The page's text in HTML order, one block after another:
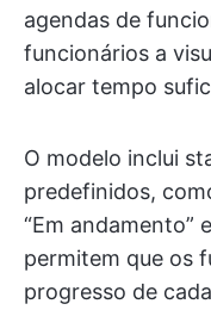
agendas de
funcionários a
alocar tempo
O modelo inclui
predefinidos,
“Em andamento”
permitem que os
progresso de